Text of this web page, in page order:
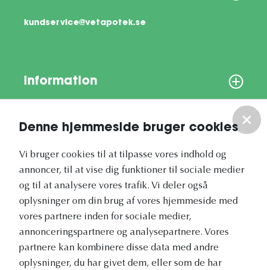
Denne hjemmeside bruger cookies
Vi bruger cookies til at tilpasse vores indhold og
annoncer, til at vise dig funktioner til sociale medier
og til at analysere vores trafik. Vi deler også
oplysninger om din brug af vores hjemmeside med
vores partnere inden for sociale medier,
annonceringspartnere og analysepartnere. Vores
partnere kan kombinere disse data med andre
oplysninger, du har givet dem, eller som de har
kundservice@vetapotek.se
Information
Vores nyhedsbrev
Vetapotek.dk er en del af
Evidensia
Dyresundhedspleje